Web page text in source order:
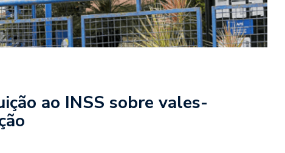
ao INSS sobre vales-